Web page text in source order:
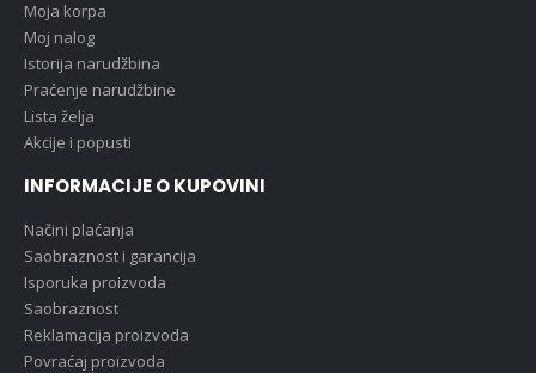
Moja korpa
Moj nalog
Istorija narudžbina
Praćenje narudžbine
Lista želja
Akcije i popusti
INFORMACIJE O KUPOVINI
Načini plaćanja
Saobraznost i garancija
Isporuka proizvoda
Saobraznost
Reklamacija proizvoda
Povraćaj proizvoda